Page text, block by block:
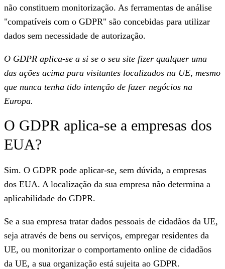
não constituem monitorização. As ferramentas de análise
"compatíveis com o GDPR" são concebidas para utilizar
dados sem necessidade de autorização.
O GDPR aplica-se a si se o seu site fizer qualquer uma
das ações acima para visitantes localizados na UE, mesmo
que nunca tenha tido intenção de fazer negócios na
Europa.
O GDPR aplica-se a empresas dos
EUA?
Sim. O GDPR pode aplicar-se, sem dúvida, a empresas
dos EUA. A localização da sua empresa não determina a
aplicabilidade do GDPR.
Se a sua empresa tratar dados pessoais de cidadãos da UE,
seja através de bens ou serviços, empregar residentes da
UE, ou monitorizar o comportamento online de cidadãos
da UE, a sua organização está sujeita ao GDPR.